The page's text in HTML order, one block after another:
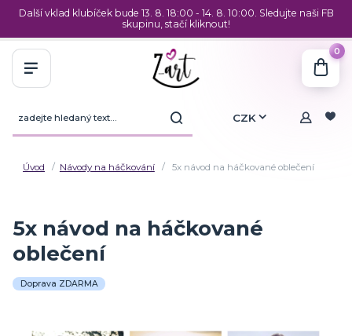
Další vklad klubíček bude 13. 8. 18:00 - 14. 8. 10:00. Sledujte naši FB
skupinu, stačí kliknout!
CZK
0
Úvod Návody na háčkování 5x návod na háčkované oblečení
5x návod na háčkované
oblečení
Doprava ZDARMA